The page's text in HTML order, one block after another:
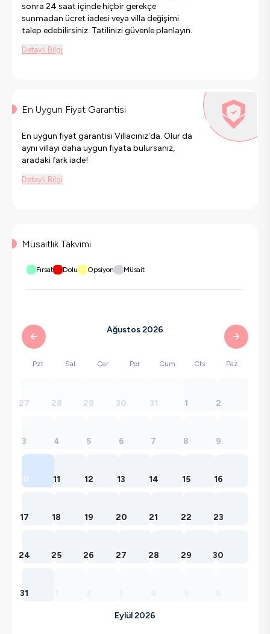
sonra 24 saat içinde hiçbir gerekçe
sunmadan ücret iadesi veya villa değişimi
talep edebilirsiniz. Tatilinizi güvenle planlayın.
Detaylı Bilgi
En Uygun Fiyat Garantisi
En uygun fiyat garantisi Villacınız'da. Olur da
aynı villayı daha uygun fiyata bulursanız,
aradaki fark iade!
Detaylı Bilgi
Müsaitlik Takvimi
Fırsat Dolu Opsiyon Müsait
Ağustos 2026
Pzt Sal Çar Per Cum Cts Paz
27 28 29 30 31 1 2
3 4 5 6 7 8 9
10 11 12 13 14 15 16
17 18 19 20 21 22 23
24 25 26 27 28 29 30
31
Eylül 2026